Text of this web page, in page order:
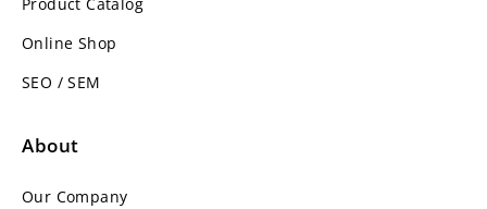
Product Catalog
Online Shop
SEO / SEM
About
Our Company